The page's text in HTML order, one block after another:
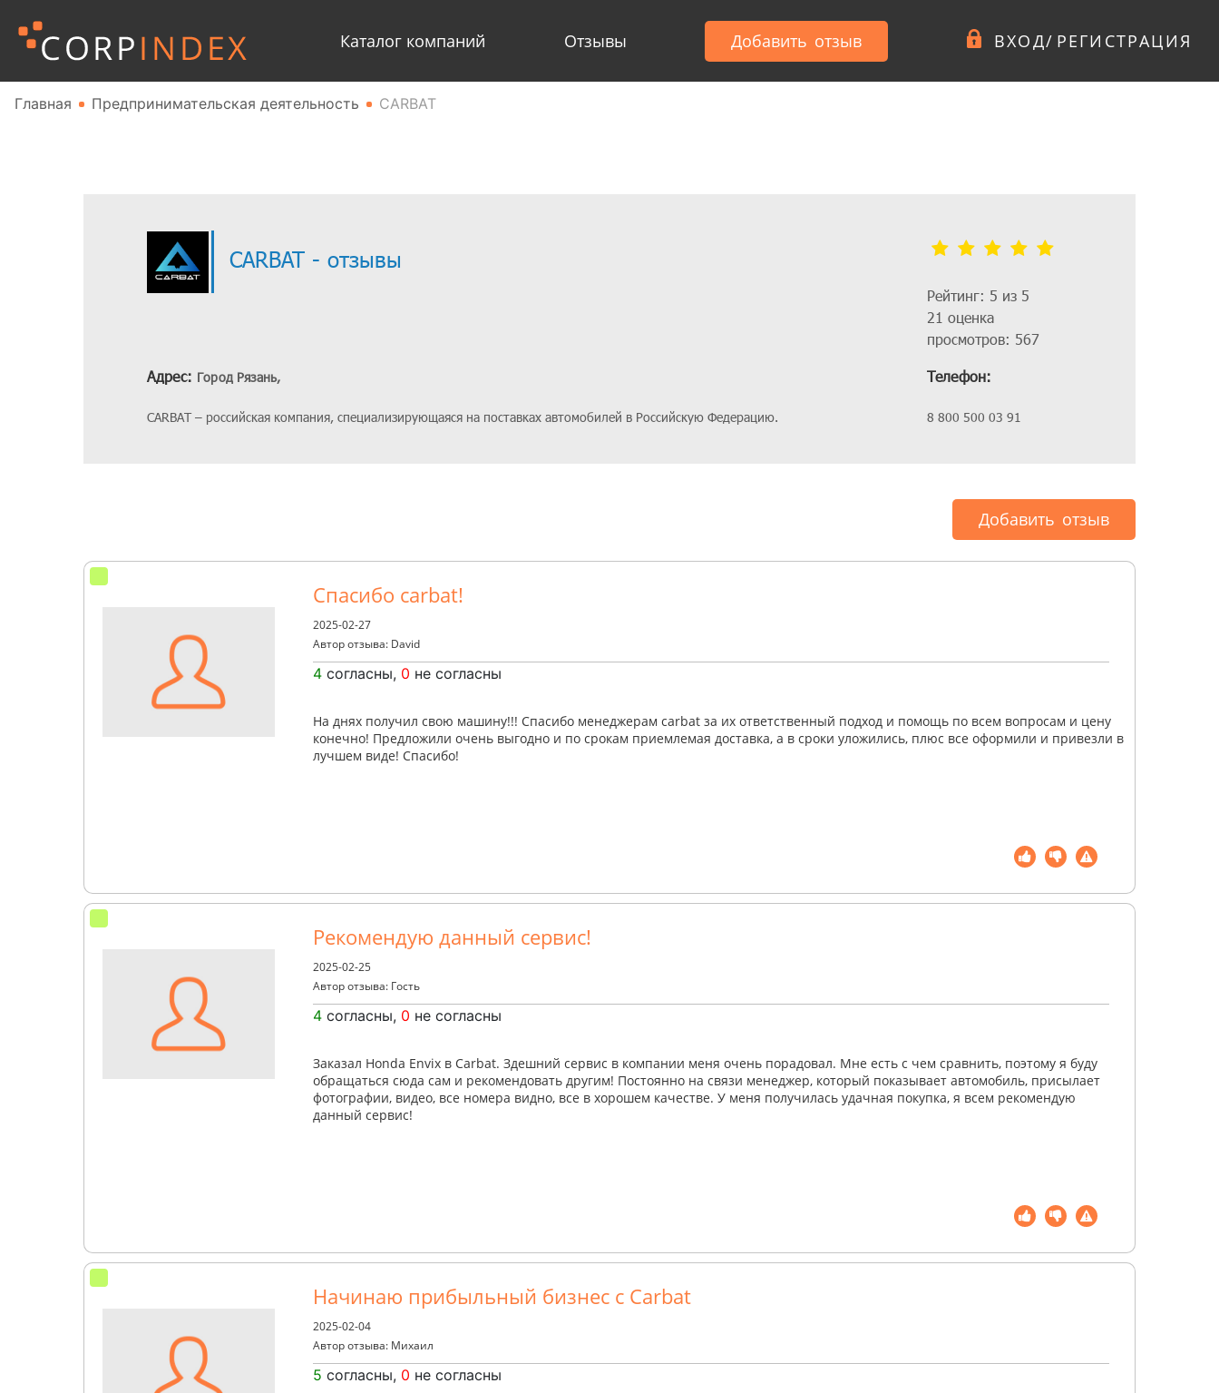
Каталог компаний Отзывы Добавить отзыв ВХОД/ РЕГИСТРАЦИЯ
Главная Предпринимательская деятельность CARBAT
CARBAT - отзывы
Адрес: Город Рязань,
CARBAT – российская компания, специализирующаяся на поставках автомобилей в Российскую Федерацию.
Рейтинг: 5 из 5
21 оценка
просмотров: 567
Телефон:
8 800 500 03 91
Добавить отзыв
Спасибо carbat!
2025-02-27
Автор отзыва: David
4 согласны, 0 не согласны
На днях получил свою машину!!! Спасибо менеджерам carbat за их ответственный подход и помощь по всем вопросам и цену
конечно! Предложили очень выгодно и по срокам приемлемая доставка, а в сроки уложились, плюс все оформили и привезли в
лучшем виде! Спасибо!
Рекомендую данный сервис!
2025-02-25
Автор отзыва: Гость
4 согласны, 0 не согласны
Заказал Honda Envix в Carbat. Здешний сервис в компании меня очень порадовал. Мне есть с чем сравнить, поэтому я буду
обращаться сюда сам и рекомендовать другим! Постоянно на связи менеджер, который показывает автомобиль, присылает
фотографии, видео, все номера видно, все в хорошем качестве. У меня получилась удачная покупка, я всем рекомендую
данный сервис!
Начинаю прибыльный бизнес с Carbat
2025-02-04
Автор отзыва: Михаил
5 согласны, 0 не согласны